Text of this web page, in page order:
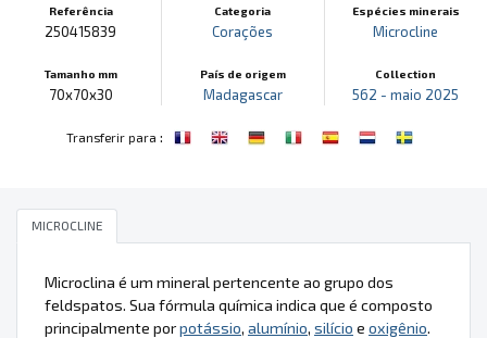
Referência
250415839
Tamanho mm
70x70x30
Categoria
Corações
País de origem
Madagascar
Espécies minerais
Microcline
Collection
562 - maio 2025
Transferir para :
MICROCLINE
Microclina é um mineral pertencente ao grupo dos
feldspatos. Sua fórmula química indica que é composto
principalmente porpotássio, alumínio, silício e oxigênio.